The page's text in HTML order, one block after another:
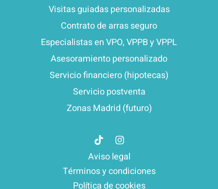
Visitas guiadas personalizadas
Contrato de arras seguro
Especialistas en VPO, VPPB y VPPL
Asesoramiento personalizado
Servicio financiero (hipotecas)
Servicio postventa
Zonas Madrid (futuro)
Aviso legal
Términos y condiciones
Política de cookies